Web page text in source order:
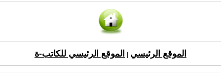
الموقع الرئيسي الموقع الرئيسي للكاتب-ة